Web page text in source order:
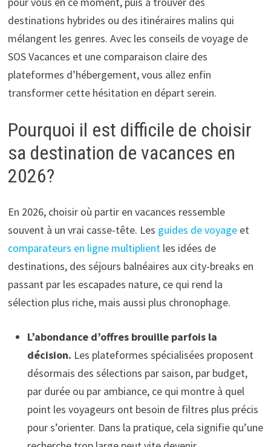
destinations hybrides ou des itinéraires malins qui
mélangent les genres. Avec les conseils de voyage de
SOS Vacances et une comparaison claire des
plateformes d’hébergement, vous allez enfin
transformer cette hésitation en départ serein.
Pourquoi il est difficile de choisir
sa destination de vacances en
2026?
En 2026, choisir où partir en vacances ressemble
souvent à un vrai casse-tête. Les guides de voyageet
comparateurs en ligne multiplientles idées de
destinations, des séjours balnéaires aux city-breaks en
passant par les escapades nature, ce qui rend la
sélection plus riche, mais aussi plus chronophage.
L’abondance d’offres brouille parfois la
décision. Les plateformes spécialisées proposent
désormais des sélections par saison, par budget,
par durée ou par ambiance, ce qui montre à quel
point les voyageurs ont besoin de filtres plus précis
pour s’orienter. Dans la pratique, cela signifie qu’une